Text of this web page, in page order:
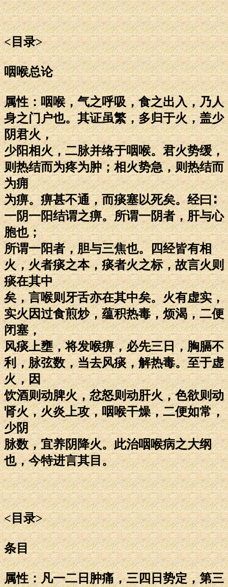
<目录>
咽喉总论
属性：咽喉，气之呼吸，食之出入，乃人
身之门户也。其证虽繁，多归于火，盖少
阴君火，
少阳相火，二脉并络于咽喉。君火势缓，
则热结而为疼为肿；相火势急，则热结而
为痈
为痹。痹甚不通，而痰塞以死矣。经曰∶
一阴一阳结谓之痹。所谓一阴者，肝与心
胞也；
所谓一阳者，胆与三焦也。四经皆有相
火，火者痰之本，痰者火之标，故言火则
痰在其中
矣，言喉则牙舌亦在其中矣。火有虚实，
实火因过食煎炒，蕴积热毒，烦渴，二便
闭塞，
风痰上壅，将发喉痹，必先三日，胸膈不
利，脉弦数，当去风痰，解热毒。至于虚
火，因
饮酒则动脾火，忿怒则动肝火，色欲则动
肾火，火炎上攻，咽喉干燥，二便如常，
少阴
脉数，宜养阴降火。此治咽喉病之大纲
也，今特进言其目。
<目录>
条目
属性：凡一二日肿痛，三四日势定，第三